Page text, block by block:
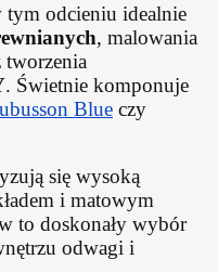
tym odcieniu idealnie
, malowania
. Świetnie komponuje
Blue czy
się wysoką
i matowym
to doskonały wybór
odwagi i